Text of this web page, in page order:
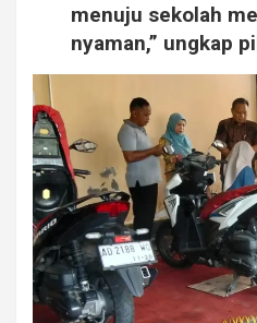
menuju sekolah
nyaman,” ungkap